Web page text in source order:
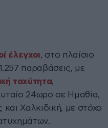
έλεγχοι, στο πλαίσιο
παραβάσεις, με
ταχύτητα,
24ωρο σε Ημαθία,
και Χαλκιδική, με στόχο